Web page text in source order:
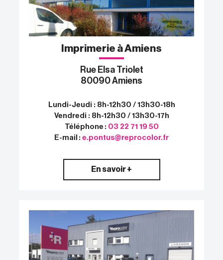
Imprimerie à Amiens
Rue Elsa Triolet
80090 Amiens
Lundi-Jeudi : 8h-12h30 / 13h30-18h
Vendredi : 8h-12h30 / 13h30-17h
Téléphone : 03 22 71 19 50
E-mail : e.pontus@reprocolor.fr
En savoir +